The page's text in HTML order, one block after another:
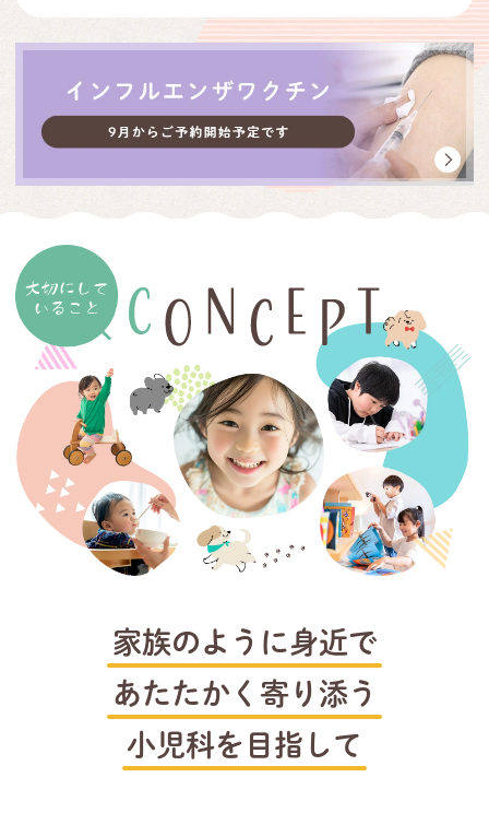
家族のように身近で
あたたかく寄り添う
小児科を目指して